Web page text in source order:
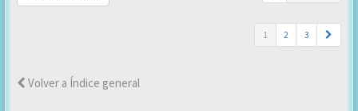
1 2 3
Volver a Índice general